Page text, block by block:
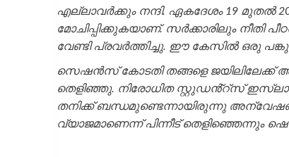
എല്ലാവര്‍ക്കും നന്ദി. ഏകദേശം 19 മുതൽ
മോചിപ്പിക്കുകയാണ്. സര്‍ക്കാരിലും നീതി
വേണ്ടി പ്രവർത്തിച്ചു. ഈ കേസിൽ ഒരു
സെഷൻസ് കോടതി തങ്ങളെ ജയിലിലേക്ക്
തെളിഞ്ഞു. നിരോധിത സ്റ്റുഡൻ്റ്സ്
തനിക്ക് ബന്ധമുണ്ടെന്നായിരുന്നു
വ്യാജമാണെന്ന് പിന്നീട്